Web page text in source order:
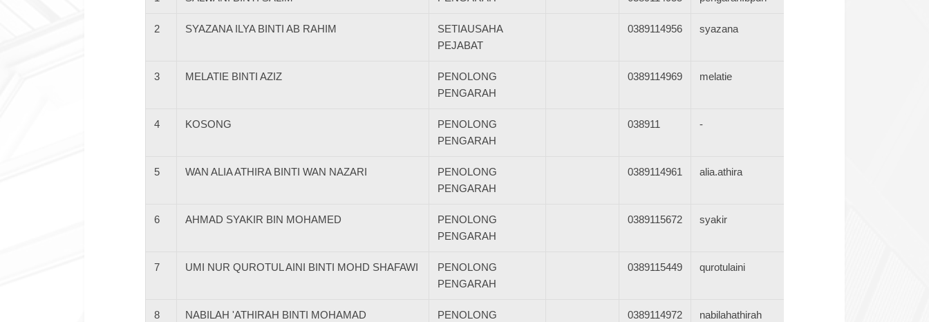
2 SYAZANA ILYA BINTI AB RAHIM
SETIAUSAHA
PEJABAT
0389114956 syazana
3 MELATIE BINTI AZIZ
PENOLONG
PENGARAH
0389114969 melatie
4 KOSONG
PENOLONG
PENGARAH
038911 -
5 WAN ALIA ATHIRA BINTI WAN NAZARI
PENOLONG
PENGARAH
0389114961 alia.athira
6 AHMAD SYAKIR BIN MOHAMED
PENOLONG
PENGARAH
0389115672 syakir
7 UMI NUR QUROTUL AINI BINTI MOHD SHAFAWI
PENOLONG
PENGARAH
0389115449 qurotulaini
8 NABILAH 'ATHIRAH BINTI MOHAMAD
PENOLONG
0389114972 nabilahathirah